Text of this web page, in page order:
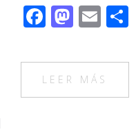
F
c
e
b
M
st
o
d
E
ai
l
m
ar
LEER MÁS